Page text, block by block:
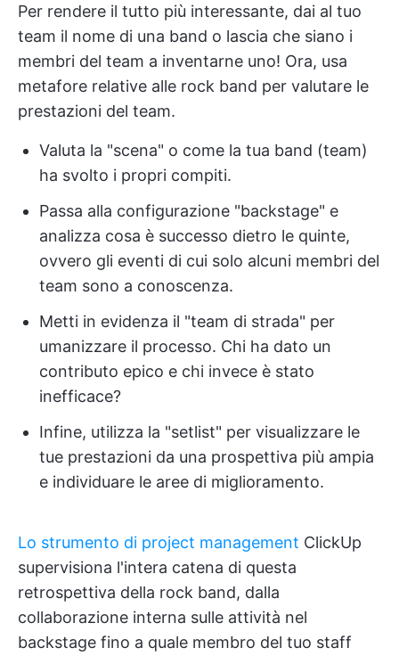
Per rendere il tutto più interessante, dai al tuo
team il nome di una band o lascia che siano i
membri del team a inventarne uno! Ora, usa
metafore relative alle rock band per valutare le
prestazioni del team.
Valuta la "scena" o come la tua band (team)
ha svolto i propri compiti.
Passa alla configurazione "backstage" e
analizza cosa è successo dietro le quinte,
ovvero gli eventi di cui solo alcuni membri del
team sono a conoscenza.
Metti in evidenza il "team di strada" per
umanizzare il processo. Chi ha dato un
contributo epico e chi invece è stato
inefficace?
Infine, utilizza la "setlist" per visualizzare le
tue prestazioni da una prospettiva più ampia
e individuare le aree di miglioramento.
Lo strumento di project management ClickUp
supervisiona l'intera catena di questa
retrospettiva della rock band, dalla
collaborazione interna sulle attività nel
backstage fino a quale membro del tuo staff